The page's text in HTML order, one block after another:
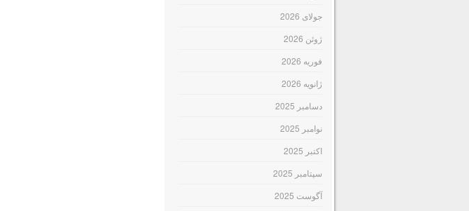
جولای 2026
ژوئن 2026
فوریه 2026
ژانویه 2026
دسامبر 2025
نوامبر 2025
اکتبر 2025
سپتامبر 2025
آگوست 2025